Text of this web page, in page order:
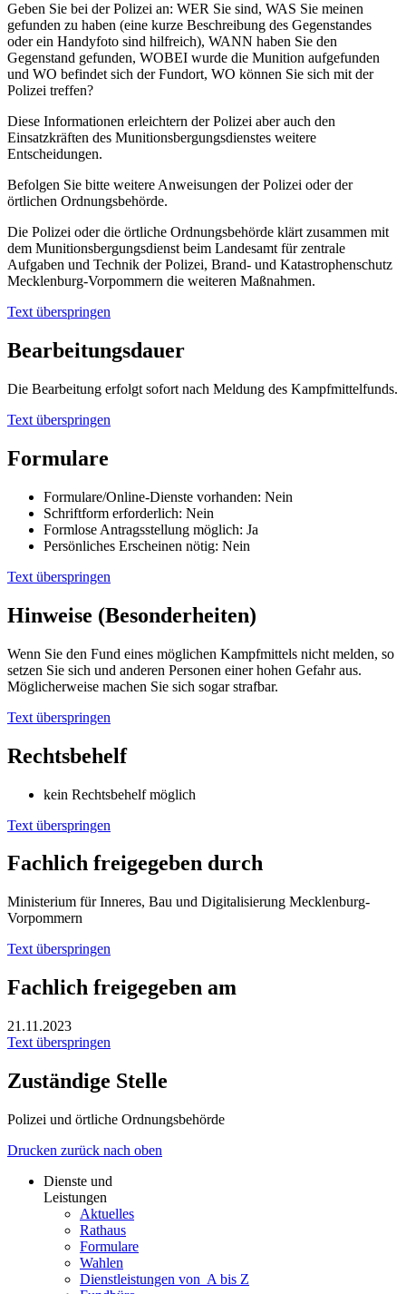
Geben Sie bei der Polizei an: WER Sie sind, WAS Sie meinen
gefunden zu haben (eine kurze Beschreibung des Gegenstandes
oder ein Handyfoto sind hilfreich), WANN haben Sie den
Gegenstand gefunden, WOBEI wurde die Munition aufgefunden
und WO befindet sich der Fundort, WO können Sie sich mit der
Polizei treffen?
Diese Informationen erleichtern der Polizei aber auch den
Einsatzkräften des Munitionsbergungsdienstes weitere
Entscheidungen.
Befolgen Sie bitte weitere Anweisungen der Polizei oder der
örtlichen Ordnungsbehörde.
Die Polizei oder die örtliche Ordnungsbehörde klärt zusammen mit
dem Munitionsbergungsdienst beim Landesamt für zentrale
Aufgaben und Technik der Polizei, Brand- und Katastrophenschutz
Mecklenburg-Vorpommern die weiteren Maßnahmen.
Text überspringen
Bearbeitungsdauer
Die Bearbeitung erfolgt sofort nach Meldung des Kampfmittelfunds.
Text überspringen
Formulare
Formulare/Online-Dienste vorhanden: Nein
Schriftform erforderlich: Nein
Formlose Antragsstellung möglich: Ja
Persönliches Erscheinen nötig: Nein
Text überspringen
Hinweise (Besonderheiten)
Wenn Sie den Fund eines möglichen Kampfmittels nicht melden, so
setzen Sie sich und anderen Personen einer hohen Gefahr aus.
Möglicherweise machen Sie sich sogar strafbar.
Text überspringen
Rechtsbehelf
kein Rechtsbehelf möglich
Text überspringen
Fachlich freigegeben durch
Ministerium für Inneres, Bau und Digitalisierung Mecklenburg-
Vorpommern
Text überspringen
Fachlich freigegeben am
21.11.2023
Text überspringen
Zuständige Stelle
Polizei und örtliche Ordnungsbehörde
Drucken zurück nach oben
Dienste und
Leistungen
Aktuelles
Rathaus
Formulare
Wahlen
Dienst­leistungen ­von ­ ­A bis Z